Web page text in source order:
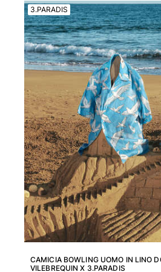
Vedi
Polo
T-
Vedi
Vedi
CAMICIA BOWLING UOMO IN LINO
VILEBREQUIN X 3.PARADIS
3.PARADIS